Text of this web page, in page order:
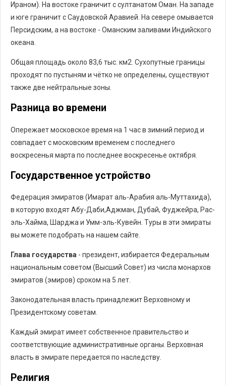
Ираном). На востоке граничит с султанатом Оман. На западе
и юге граничит с Саудовской Аравией. На севере омывается
Персидским, а на востоке - Оманским заливами Индийского
океана.
Общая площадь около 83,6 тыс. км2. Сухопутные границы
проходят по пустыням и чётко не определены, существуют
также две нейтральные зоны.
Разница во времени
Опережает московское время на 1 час в зимний период и
совпадает с московским временем с последнего
воскресенья марта по последнее воскресенье октября.
Государственное устройство
Федерация эмиратов (Имарат аль-Арабия аль-Муттахида),
в которую входят Абу-Даби,Аджман, Дубай, Фуджейра, Рас-
эль-Хайма, Шарджа и Умм-эль-Кувейн. Туры в эти эмираты
вы можете подобрать на нашем сайте.
Глава государства - президент, избирается Федеральным
национальным советом (Высший Совет) из числа монархов
эмиратов (эмиров) сроком на 5 лет.
Законодательная власть принадлежит Верховному и
Президентскому советам.
Каждый эмират имеет собственное правительство и
соответствующие административные органы. Верховная
власть в эмирате передается по наследству.
Религия